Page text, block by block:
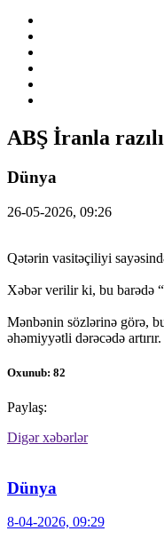
ABŞ İranla
Dünya
26-05-2026, 09:26
Qətərin vasitəçiliyi
Xəbər verilir ki, bu barədə
Mənbənin sözlərinə görə,
əhəmiyyətli dərəcədə artırır.
Oxunub: 82
Paylaş:
Digər xəbərlər
Dünya
8-04-2026, 09:29